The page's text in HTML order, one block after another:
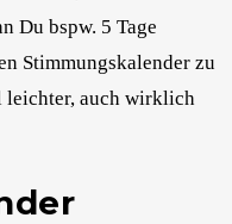
Du bspw. 5 Tage
Stimmungskalender zu
auch wirklich